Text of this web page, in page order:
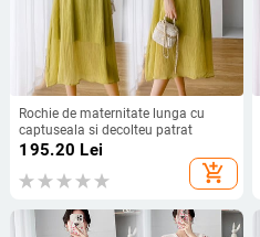
Rochie de maternitate lunga cu
captuseala si decolteu patrat
195.20 Lei
add_shopping_cart